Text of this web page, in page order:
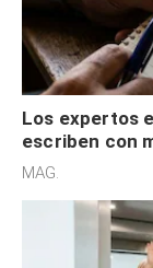
Los expertos
escriben con
acelerado y
MAG.